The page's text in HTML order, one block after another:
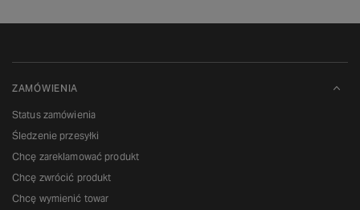
ZAMÓWIENIA
Status zamówienia
Śledzenie przesyłki
Chcę zareklamować produkt
Chcę zwrócić produkt
Chcę wymienić towar